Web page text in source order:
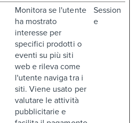
Monitora se l'utente
ha mostrato
interesse per
specifici prodotti o
eventi su più siti
web e rileva come
l'utente naviga tra i
siti. Viene usato per
valutare le attività
pubblicitarie e
Session
e